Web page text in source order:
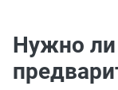
Нужно ли